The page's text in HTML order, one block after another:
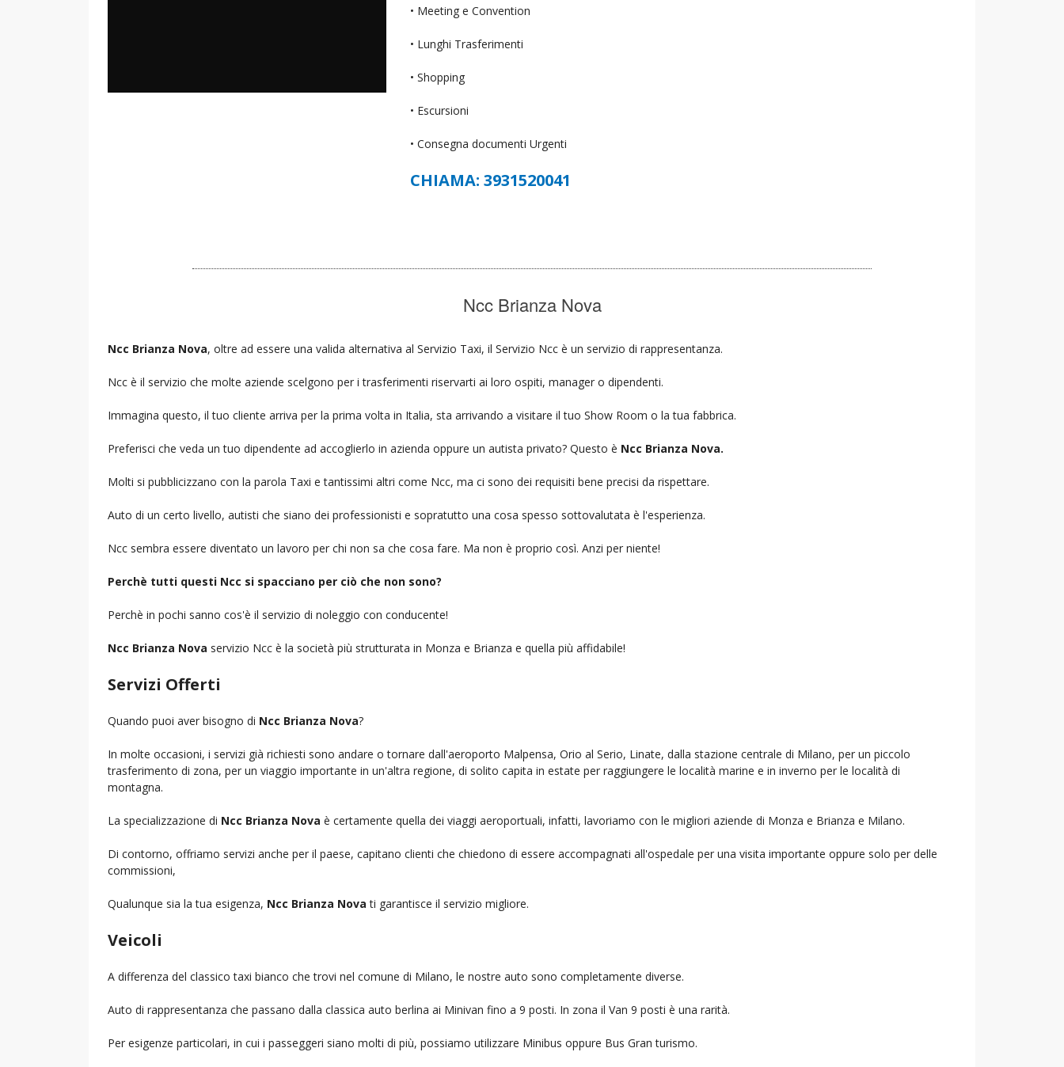
• Meeting e Convention
• Lunghi Trasferimenti
• Shopping
• Escursioni
• Consegna documenti Urgenti
CHIAMA: 3931520041
Ncc Brianza Nova
Ncc Brianza Nova, oltre ad essere una valida alternativa al Servizio Taxi, il Servizio Ncc è un servizio di rappresentanza.
Ncc è il servizio che molte aziende scelgono per i trasferimenti riservarti ai loro ospiti, manager o dipendenti.
Immagina questo, il tuo cliente arriva per la prima volta in Italia, sta arrivando a visitare il tuo Show Room o la tua fabbrica.
Preferisci che veda un tuo dipendente ad accoglierlo in azienda oppure un autista privato? Questo è Ncc Brianza Nova.
Molti si pubblicizzano con la parola Taxi e tantissimi altri come Ncc, ma ci sono dei requisiti bene precisi da rispettare.
Auto di un certo livello, autisti che siano dei professionisti e sopratutto una cosa spesso sottovalutata è l'esperienza.
Ncc sembra essere diventato un lavoro per chi non sa che cosa fare. Ma non è proprio così. Anzi per niente!
Perchè tutti questi Ncc si spacciano per ciò che non sono?
Perchè in pochi sanno cos'è il servizio di noleggio con conducente!
Ncc Brianza Nova servizio Ncc è la società più strutturata in Monza e Brianza e quella più affidabile!
Servizi Offerti
Quando puoi aver bisogno di Ncc Brianza Nova?
In molte occasioni, i servizi già richiesti sono andare o tornare dall'aeroporto Malpensa, Orio al Serio, Linate, dalla stazione centrale di Milano, per un piccolo
trasferimento di zona, per un viaggio importante in un'altra regione, di solito capita in estate per raggiungere le località marine e in inverno per le località di
montagna.
La specializzazione di Ncc Brianza Nova è certamente quella dei viaggi aeroportuali, infatti, lavoriamo con le migliori aziende di Monza e Brianza e Milano.
Di contorno, offriamo servizi anche per il paese, capitano clienti che chiedono di essere accompagnati all'ospedale per una visita importante oppure solo per delle
commissioni,
Qualunque sia la tua esigenza, Ncc Brianza Nova ti garantisce il servizio migliore.
Veicoli
A differenza del classico taxi bianco che trovi nel comune di Milano, le nostre auto sono completamente diverse.
Auto di rappresentanza che passano dalla classica auto berlina ai Minivan fino a 9 posti. In zona il Van 9 posti è una rarità.
Per esigenze particolari, in cui i passeggeri siano molti di più, possiamo utilizzare Minibus oppure Bus Gran turismo.